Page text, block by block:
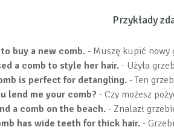
Przykłady
buy a new comb.- Muszę kupić nowy
a comb to style her hair. - Użyła
is perfect for detangling.- Ten
lend me your comb? - Czy możesz
a comb on the beach.- Znalazł
has wide teeth for thick hair. -